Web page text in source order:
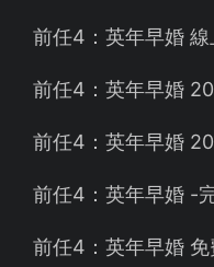
前任4：英年早婚
前任4：英年早婚
前任4：英年早婚
前任4：英年早婚 -
前任4：英年早婚